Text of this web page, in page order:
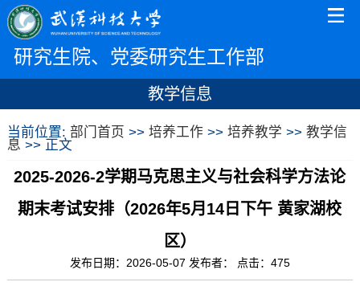
研究生院、党委研究生工作部
教学信息
当前位置: 部门首页 >> 培养工作 >> 培养教学 >> 教学信
息 >> 正文
2025-2026-2学期马克思主义与社会科学方法论
期末考试安排（2026年5月14日下午 黄家湖校
区）
发布日期：2026-05-07 发布者： 点击： 475